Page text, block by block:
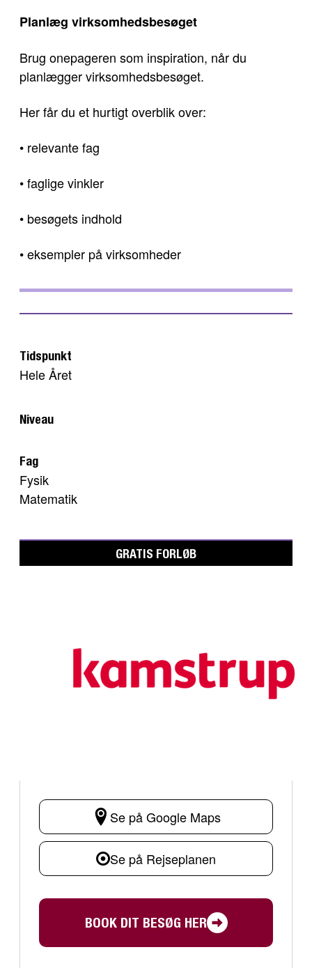
Planlæg virksomhedsbesøget
Brug onepageren som inspiration, når du
planlægger virksomhedsbesøget.
Her får du et hurtigt overblik over:
• relevante fag
• faglige vinkler
• besøgets indhold
• eksempler på virksomheder
Tidspunkt
Hele Året
Niveau
Fag
Fysik
Matematik
GRATIS FORLØB
Se på Google Maps
Se på Rejseplanen
BOOK DIT BESØG HER